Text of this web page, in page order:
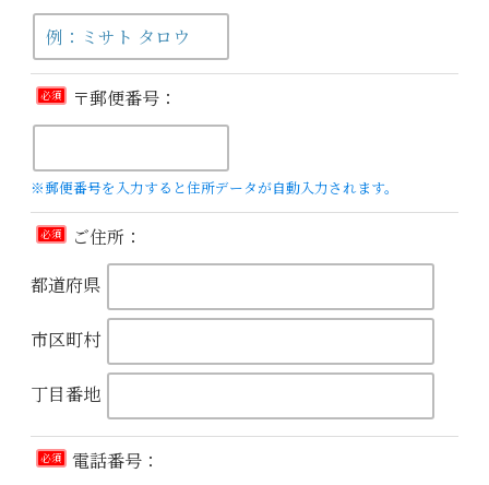
必須 〒郵便番号：
※郵便番号を入力すると住所データが自動入力されます。
必須
ご住所：
都道府県
市区町村
丁目番地
必須 電話番号：